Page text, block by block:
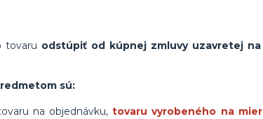
tovaru odstúpiť od kúpnej zmluvy uzavretej na
sú:
na objednávku,tovaru vyrobeného na